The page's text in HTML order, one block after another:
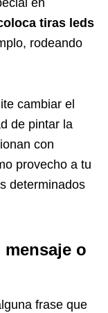
tiras leds
rodeando
cambiar el
de pintar la
con
provecho a tu
determinados
o
frase que